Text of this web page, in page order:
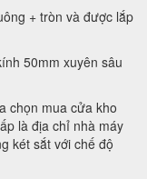
+ tròn và được lắp
50mm xuyên sâu
chọn mua cửa kho
là địa chỉ nhà máy
két sắt với chế độ